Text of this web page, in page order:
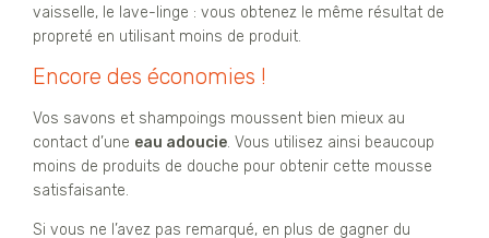
vaisselle, le lave-linge : vous obtenez le même résultat de
propreté en utilisant moins de produit.
Encore des économies !
Vos savons et shampoings moussent bien mieux au
contact d’une eau adoucie. Vous utilisez ainsi beaucoup
moins de produits de douche pour obtenir cette mousse
satisfaisante.
Si vous ne l’avez pas remarqué, en plus de gagner du